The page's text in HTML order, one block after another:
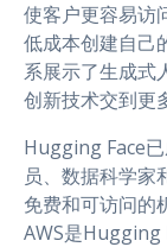
使客户更容易访
低成本创建自己
系展示了生成式
创新技术交到更
Hugging Face
员、数据科学家
免费和可访问的
AWS是Hugging